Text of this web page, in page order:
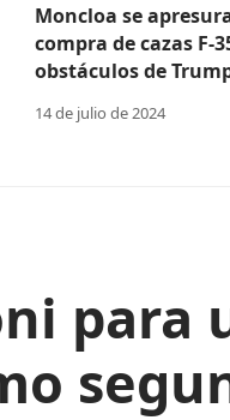
Moncloa se
compra de cazas F-
obstáculos de
14 de julio de 2024
para